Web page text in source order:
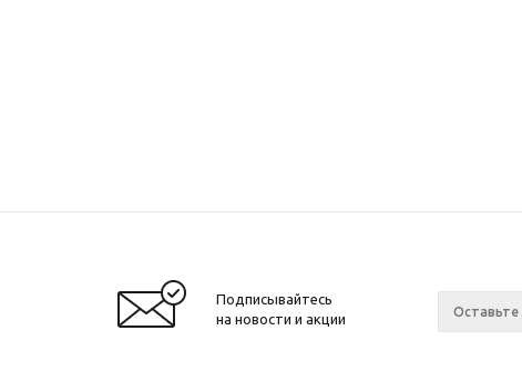
Подписывайтесь
на новости и акции